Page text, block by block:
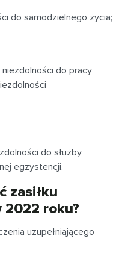
do samodzielnego życia;
do pracy
do służby
egzystencji.
zasiłku
2022 roku?
uzupełniającego